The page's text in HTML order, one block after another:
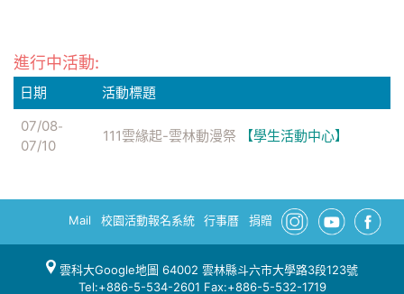
進行中活動:
日期
活動標題
07/08-
07/10
111雲緣起-雲林動漫祭 【學生活動中心】
Mail 校園活動報名系統 行事曆 捐贈
雲科大Google地圖 64002 雲林縣斗六市大學路3段123號
Tel:+886-5-534-2601 Fax:+886-5-532-1719